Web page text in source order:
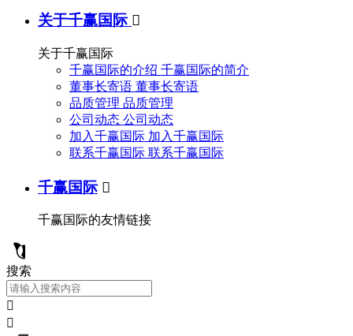
关于千赢国际 
关于千赢国际
千赢国际的介绍 千赢国际的简介
董事长寄语 董事长寄语
品质管理 品质管理
公司动态 公司动态
加入千赢国际 加入千赢国际
联系千赢国际 联系千赢国际
千赢国际 
千赢国际的友情链接
搜索

